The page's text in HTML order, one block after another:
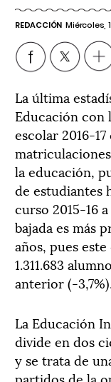
REDACCIÓN Miércoles,
La última
Educación con
escolar 2016-
la educación,
de estudiantes
curso 2015-16
bajada es más
años, pues
1.311.683
anterior (-
La Educación
divide en dos
y se trata de
partidos de la